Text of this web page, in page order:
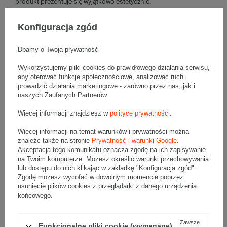
produkt prezentuje się wyjątkowo estetycznie.
stabilne domknięcie opakowania – takie rozwiązanie pozwala na
ochronę zawartości przed przypadkowym wysunięciem podczas
słodyczy oraz drobnej ceramiki.
Różowe opakowanie pełni funkcję ochronną oraz estetyczną,
dzięki czemu nie wymaga dodatkowego papieru ozdobnego.
Wystarczy uzupełnić opakowanie o elegancki wypełniacz, a
upominek będzie stylowo i bezpiecznie zapakowany.
estetyka i wygoda zamykania
Karton różowy magnetyczny
umożliwia szybkie i pewne
zamknięcie wieczka bez konieczności stosowania dodatkowych
zabezpieczeń, np. taśm oraz wstążek. Przezroczyste okienko
eksponuje zawartość, podkreślając charakter upominku. Takie
rozwiązanie doskonale sprawdzi się w przypadku pakowania
produktów o charakterze dekoracyjnym.
Sztywna konstrukcja kartonu zapewnia stabilność i ochronę
przed zgnieceniem, jednak subtelny różowy kolor oraz
przezroczyste okienko nadają mu lekkości. Pudełko zachowuje
sprawdzi się jako opakowanie prezentowe, ale również może
służyć do przechowywania drobnych przedmiotów.
Konfiguracja zgód
Dbamy o Twoją prywatność
Wykorzystujemy pliki cookies do prawidłowego działania serwisu,
aby oferować funkcje społecznościowe, analizować ruch i
prowadzić działania marketingowe - zarówno przez nas, jak i
naszych Zaufanych Partnerów.
Więcej informacji znajdziesz w polityce prywatności.
Więcej informacji na temat warunków i prywatności można
znaleźć także na stronie Prywatność i warunki Google.
Akceptacja tego komunikatu oznacza zgodę na ich zapisywanie
na Twoim komputerze. Możesz określić warunki przechowywania
lub dostępu do nich klikając w zakładkę "Konfiguracja zgód".
Zgodę możesz wycofać w dowolnym momencie poprzez
usunięcie plików cookies z przeglądarki z danego urządzenia
końcowego.
Zawsze